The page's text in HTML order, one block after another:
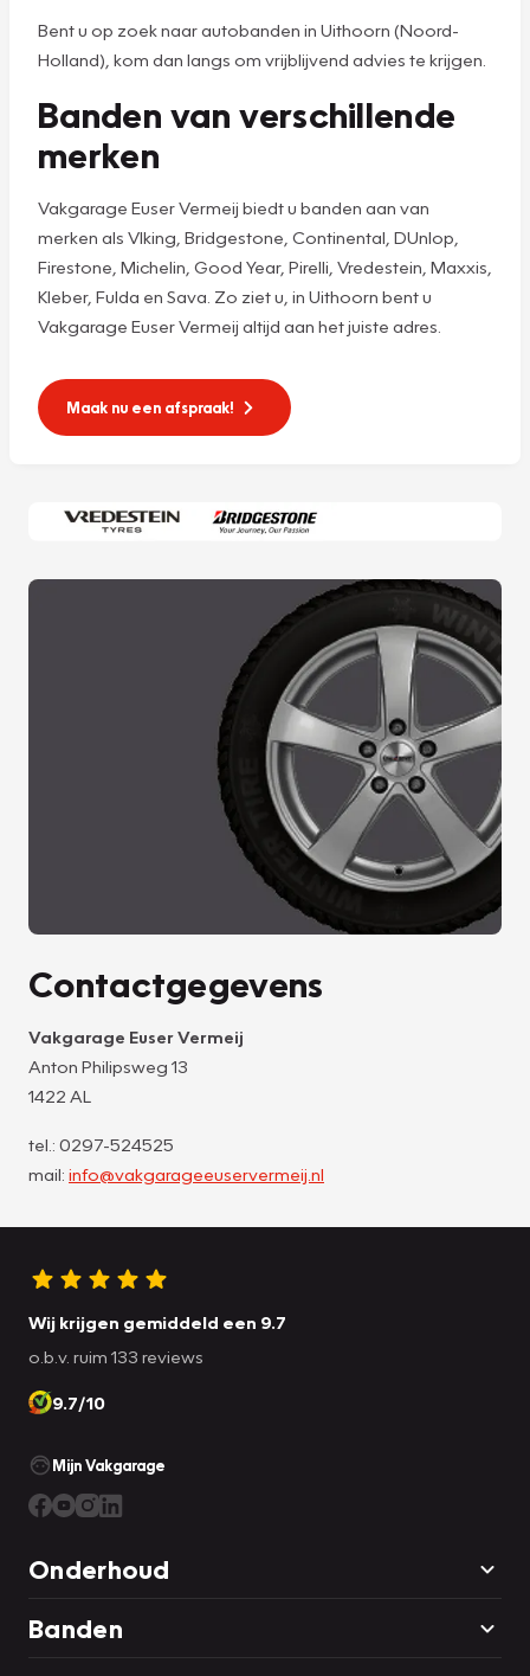
Bent u op zoek naar autobanden in Uithoorn (Noord-
Holland), kom dan langs om vrijblijvend advies te krijgen.
Banden van verschillende
merken
Vakgarage Euser Vermeij biedt u banden aan van
merken als VIking, Bridgestone, Continental, DUnlop,
Firestone, Michelin, Good Year, Pirelli, Vredestein, Maxxis,
Kleber, Fulda en Sava. Zo ziet u, in Uithoorn bent u
Vakgarage Euser Vermeij altijd aan het juiste adres.
Maak nu een afspraak!
Contactgegevens
Vakgarage Euser Vermeij
Anton Philipsweg 13
1422 AL
tel.: 0297-524525
mail: info@vakgarageeuservermeij.nl
Wij krijgen gemiddeld een 9.7
o.b.v. ruim 133 reviews
9.7/10
Mijn Vakgarage
Onderhoud
Banden